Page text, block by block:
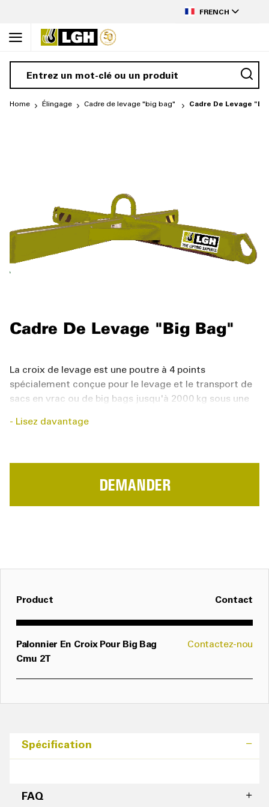
FRENCH
Home Élingage Cadre de levage "big bag" Cadre De Levage
Cadre De Levage "Big Bag"
La croix de levage est une poutre à 4 points
spécialement conçue pour le levage et le transport de
sacs en vrac ou de big bags jusqu'à 2000 kg sous une
Lisez davantage
DEMANDER
Product Contact
Palonnier En Croix Pour Big Bag
Cmu 2T
Contactez-nou
Spécification
FAQ